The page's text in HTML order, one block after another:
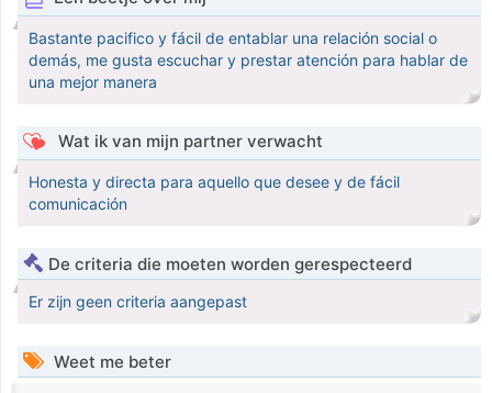
Bastante pacifico y fácil de entablar una relación social o
demás, me gusta escuchar y prestar atención para hablar de
una mejor manera
Wat ik van mijn partner verwacht
Honesta y directa para aquello que desee y de fácil
comunicación
De criteria die moeten worden gerespecteerd
Er zijn geen criteria aangepast
Weet me beter